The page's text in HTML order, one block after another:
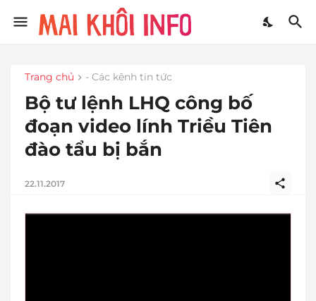
Trang chủ - Các kênh tin tức
Bộ tư lệnh LHQ công bố
đoạn video lính Triều Tiên
đào tẩu bị bắn
22.11.2017